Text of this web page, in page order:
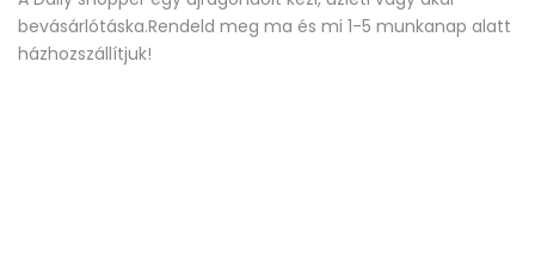
bevásárlótáska.Rendeld meg ma és mi 1-5 munkanap alatt
házhozszállítjuk!